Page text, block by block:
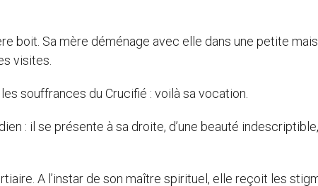
boit. Sa mère déménage avec elle dans une petite
visites.
souffrances du Crucifié : voilà sa vocation.
: il se présente à sa droite, d’une beauté
A l’instar de son maître spirituel, elle reçoit les